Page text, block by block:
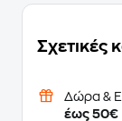
Σχετικές
Δώρα &
έως 50€